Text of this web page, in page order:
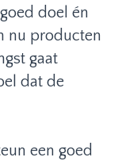
doel én
nu producten
gaat
dat de
een goed